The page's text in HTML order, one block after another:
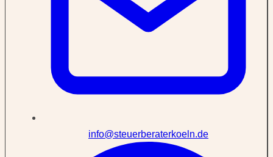
info@steuerberaterkoeln.de